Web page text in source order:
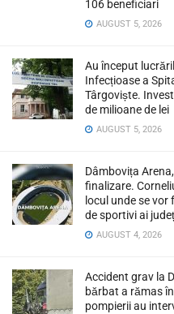
106 beneficiari
AUGUST 5, 2026
Au început
Infecțioase a
Târgoviște.
de milioane de lei
AUGUST 5, 2026
Dâmbovița
finalizare.
locul unde se
de sportivi ai
AUGUST 4, 2026
Accident grav la
bărbat a rămas
pompierii au